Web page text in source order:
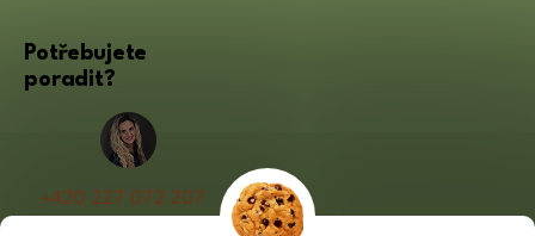
Potřebujete
poradit?
+420 227 072 207
(Po - Pá 9:00 - 17:00)